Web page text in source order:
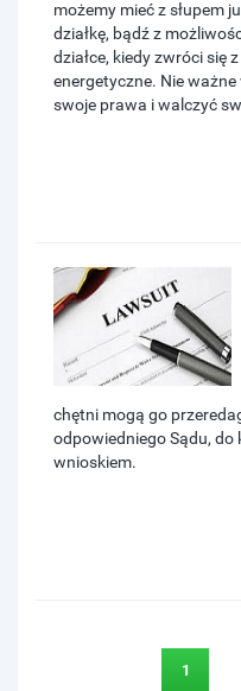
możemy mieć z słupem
działkę, bądź z
działce, kiedy zwróci się
energetyczne. Nie
swoje prawa i walczyć
chętni mogą go
odpowiedniego Sądu,
wnioskiem.
1